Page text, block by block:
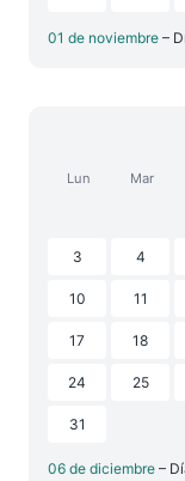
01 de noviembre –
Lun Mar
3 4
10 11
17 18
24 25
31
06 de diciembre –